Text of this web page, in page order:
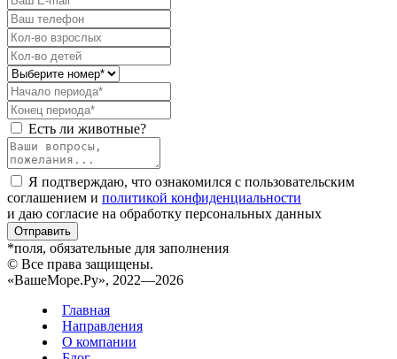
Есть ли животные?
Я подтверждаю, что ознакомился с пользовательским
соглашением и политикой конфиденциальности
и даю согласие на обработку персональных данных
Отправить
*поля, обязательные для заполнения
© Все права защищены.
«ВашеМоре.Ру», 2022—2026
Главная
Направления
О компании